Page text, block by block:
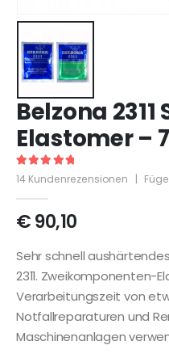
Belzona 2311
Elastomer –
5out of 5
14 Kundenrezensionen |
€90,10
Sehr schnell
2311. Zweikomponenten-
Verarbeitungszeit von
Notfallreparaturen und
Maschinenanlagen